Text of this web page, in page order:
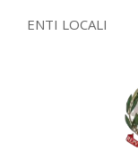
ENTI LOCALI